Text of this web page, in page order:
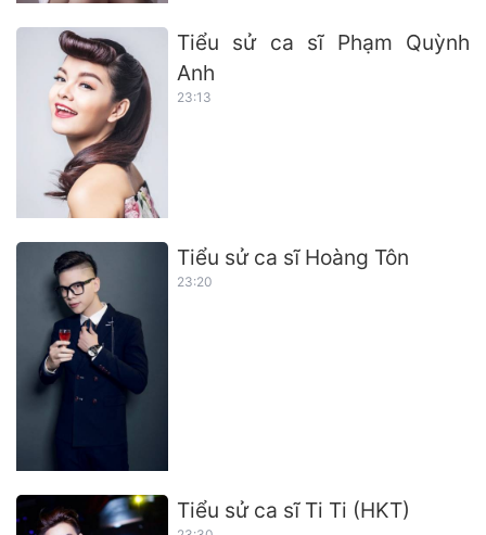
Tiểu sử ca sĩ Phạm Quỳnh
Anh
23:13
Tiểu sử ca sĩ Hoàng Tôn
23:20
Tiểu sử ca sĩ Ti Ti (HKT)